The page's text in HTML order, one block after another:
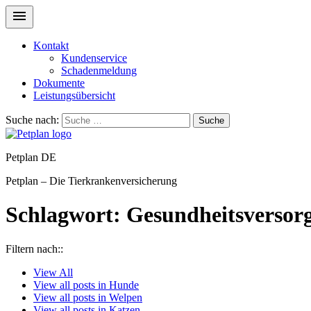
Kontakt
Kundenservice
Schadenmeldung
Dokumente
Leistungsübersicht
Suche nach: Suche
Petplan DE
Petplan – Die Tierkrankenversicherung
Schlagwort:
Filtern nach::
View All
View all posts in Hunde
View all posts in Welpen